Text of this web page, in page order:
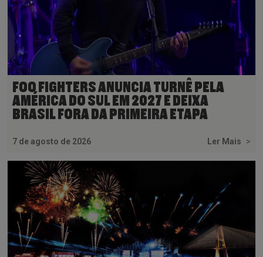
FOO FIGHTERS ANUNCIA TURNÊ PELA
AMÉRICA DO SUL EM 2027 E DEIXA
BRASIL FORA DA PRIMEIRA ETAPA
7 de agosto de 2026 Ler Mais >